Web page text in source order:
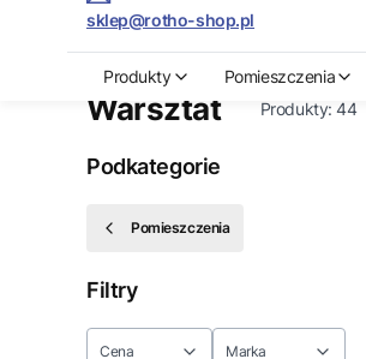
sklep@rotho-shop.pl
Produkty Pomieszczenia
Warsztat Produkty:44
Podkategorie
Pomieszczenia
Filtry
Cena Marka